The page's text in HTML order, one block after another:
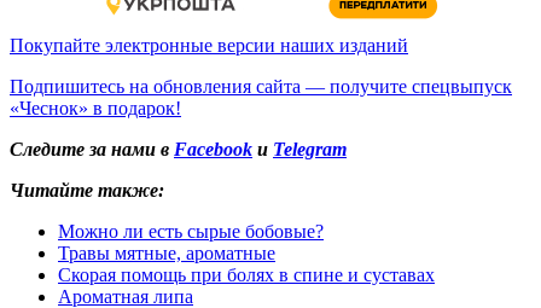
Покупайте электронные версии наших изданий
Подпишитесь на обновления сайта — получите спецвыпуск
«Чеснок» в подарок!
Следите за нами в Facebook и Telegram
Читайте также:
Можно ли есть сырые бобовые?
Травы мятные, ароматные
Скорая помощь при болях в спине и суставах
Ароматная липа